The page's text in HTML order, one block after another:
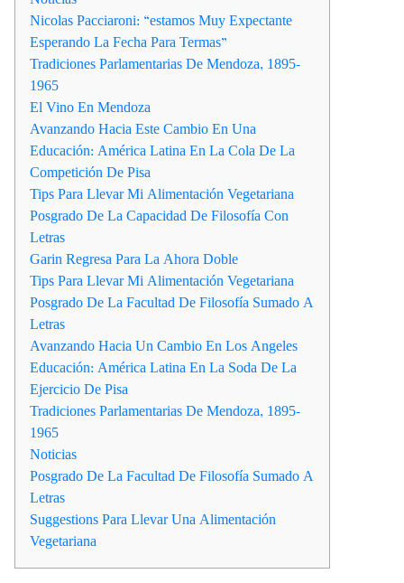
Nicolas Pacciaroni: “estamos Muy Expectante
Esperando La Fecha Para Termas”
Tradiciones Parlamentarias De Mendoza, 1895-
1965
El Vino En Mendoza
Avanzando Hacia Este Cambio En Una
Educación: América Latina En La Cola De La
Competición De Pisa
Tips Para Llevar Mi Alimentación Vegetariana
Posgrado De La Capacidad De Filosofía Con
Letras
Garin Regresa Para La Ahora Doble
Tips Para Llevar Mi Alimentación Vegetariana
Posgrado De La Facultad De Filosofía Sumado A
Letras
Avanzando Hacia Un Cambio En Los Angeles
Educación: América Latina En La Soda De La
Ejercicio De Pisa
Tradiciones Parlamentarias De Mendoza, 1895-
1965
Noticias
Posgrado De La Facultad De Filosofía Sumado A
Letras
Suggestions Para Llevar Una Alimentación
Vegetariana